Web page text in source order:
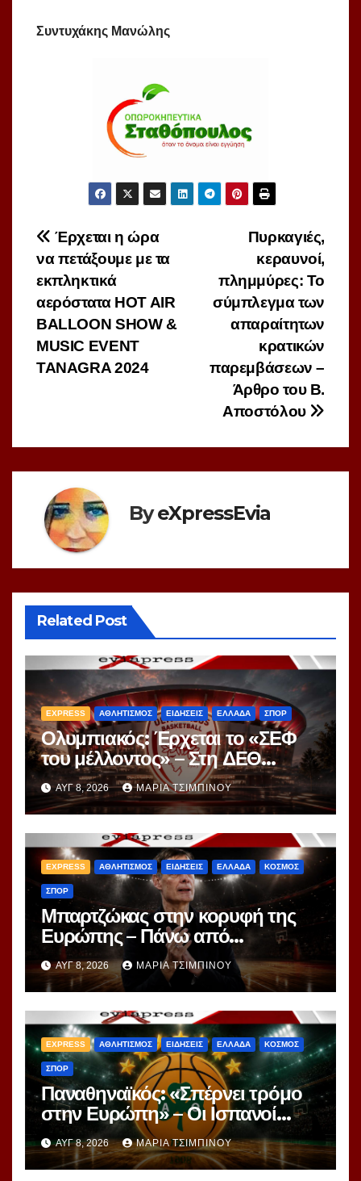
Συντυχάκης Μανώλης
Πλοήγηση
άρθρων
Πυρκαγιές,
κεραυνοί,
πλημμύρες: Το
σύμπλεγμα των
απαραίτητων
κρατικών
παρεμβάσεων –
Άρθρο του Β.
Αποστόλου
Έρχεται η ώρα
να πετάξουμε με τα
εκπληκτικά
αερόστατα HOT AIR
BALLOON SHOW &
MUSIC EVENT
TANAGRA 2024
ByeXpressEvia
Related Post
EXPRESS ΑΘΛΗΤΙΣΜΟΣ ΕΙΔΗΣΕΙΣ ΕΛΛΑΔΑ ΣΠΟΡ
Ολυμπιακός: Έρχεται το «ΣΕΦ
του μέλλοντος» – Στη ΔΕΘ
αποκαλύπτεται το μεγάλο
project 40ετίας
ΑΥΓ 8, 2026 ΜΑΡΊΑ ΤΣΙΜΠΙΝΟΎ
EXPRESS ΑΘΛΗΤΙΣΜΟΣ ΕΙΔΗΣΕΙΣ ΕΛΛΑΔΑ ΚΟΣΜΟΣ
ΣΠΟΡ
Μπαρτζώκας στην κορυφή της
Ευρώπης – Πάνω από
Γιασικεβίτσιους και
Ομπράντοβιτς στο power
ranking!
ΑΥΓ 8, 2026 ΜΑΡΊΑ ΤΣΙΜΠΙΝΟΎ
EXPRESS ΑΘΛΗΤΙΣΜΟΣ ΕΙΔΗΣΕΙΣ ΕΛΛΑΔΑ ΚΟΣΜΟΣ
ΣΠΟΡ
Παναθηναϊκός: «Σπέρνει τρόμο
στην Ευρώπη» – Οι Ισπανοί
βλέπουν μια πράσινη
υπερομάδα!
ΑΥΓ 8, 2026 ΜΑΡΊΑ ΤΣΙΜΠΙΝΟΎ